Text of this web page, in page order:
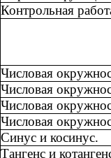
Контрольная
Числовая
Числовая
Числовая
Числовая
Синус и косинус.
Тангенс и